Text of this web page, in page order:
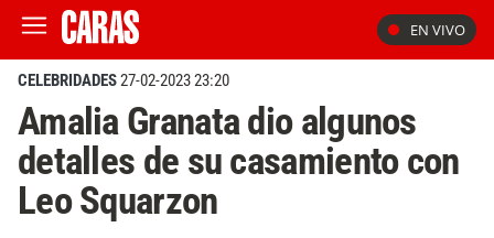
EN VIVO
CELEBRIDADES27-02-2023 23:20
Amalia Granata dio algunos
detalles de su casamiento con
Leo Squarzon